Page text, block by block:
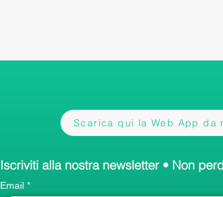
Scarica qui la Web App da
Iscriviti alla nostra newsletter • Non
Email